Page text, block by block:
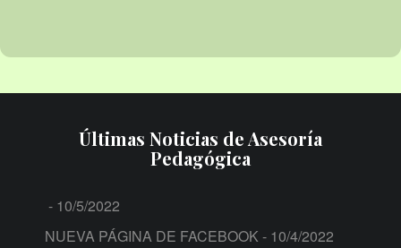
Últimas Noticias de Asesoría
Pedagógica
- 10/5/2022
NUEVA PÁGINA DE FACEBOOK - 10/4/2022